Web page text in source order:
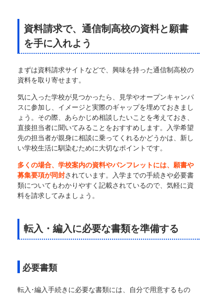
資料請求で、通信制高校の資料と願書
を手に入れよう
まずは資料請求サイトなどで、興味を持った通信制高校の
資料を取り寄せます。
気に入った学校が見つかったら、見学やオープンキャンパ
スに参加し、イメージと実際のギャップを埋めておきまし
ょう。その際、あらかじめ相談したいことを考えておき、
直接担当者に聞いてみることをおすすめします。入学希望
先の担当者が親身に相談に乗ってくれるかどうかは、新し
い学校生活に馴染むために大切なポイントです。
多くの場合、学校案内の資料やパンフレットには、願書や
募集要項が同封されています。入学までの手続きや必要書
類についてもわかりやすく記載されているので、気軽に資
料を請求してみましょう。
転入・編入に必要な書類を準備する
必要書類
転入･編入手続きに必要な書類には、自分で用意するもの